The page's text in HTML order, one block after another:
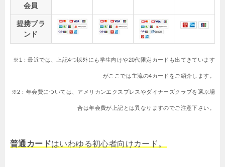
会員
提携ブラ
ンド
※1：最近では、上記4つ以外にも学生向けや20代限定カードも出てきています
がここでは主流の4カードをご紹介します。
※2：年会費については、アメリカンエクスプレスやダイナーズクラブを選ぶ場
合は年会費が上記とは異なりますのでご注意下さい。
普通カードはいわゆる初心者向けカード。